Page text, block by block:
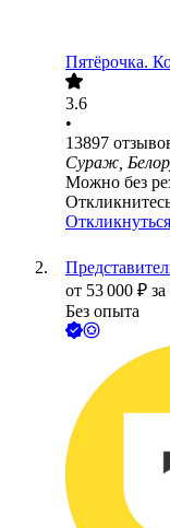
Пятёрочка.
3.6
•
13897
Сураж,
Можно без
Откликнуться
от 53 000 ₽
Без опыта